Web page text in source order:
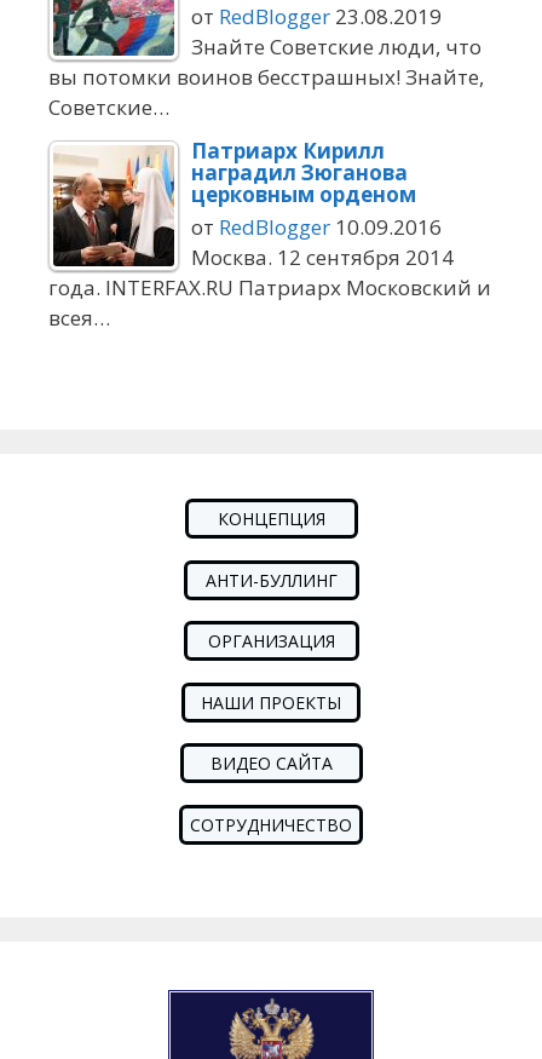
от RedBlogger 23.08.2019
Знайте Советские люди, что
вы потомки воинов бесстрашных! Знайте,
Советские…
Патриарх Кирилл
наградил Зюганова
церковным орденом
от RedBlogger 10.09.2016
Москва. 12 сентября 2014
года. INTERFAX.RU Патриарх Московский и
всея…
КОНЦЕПЦИЯ
АНТИ-БУЛЛИНГ
ОРГАНИЗАЦИЯ
НАШИ ПРОЕКТЫ
ВИДЕО САЙТА
СОТРУДНИЧЕСТВО